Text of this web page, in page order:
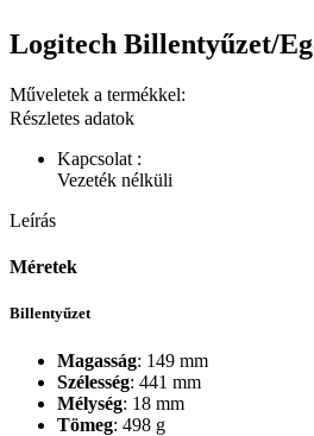
Logitech Billentyűzet/
Műveletek a termékkel:
Részletes adatok
Kapcsolat :
Vezeték nélküli
Leírás
Méretek
Billentyűzet
Magasság: 149 mm
Szélesség: 441 mm
Mélység: 18 mm
Tömeg: 498 g